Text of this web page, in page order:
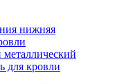
нижняя
для кровли